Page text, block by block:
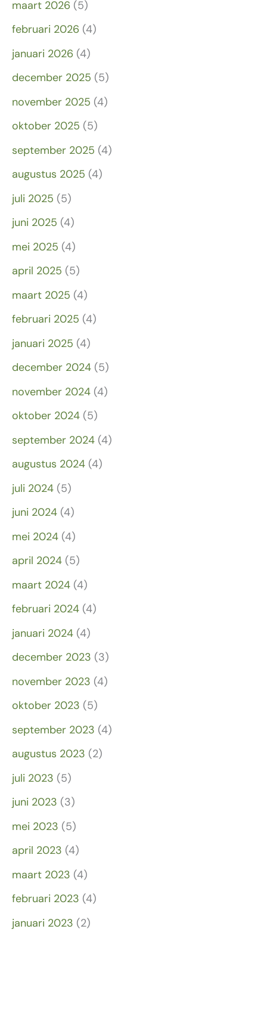
maart 2026 (5)
februari 2026 (4)
januari 2026 (4)
december 2025 (5)
november 2025 (4)
oktober 2025 (5)
september 2025 (4)
augustus 2025 (4)
juli 2025 (5)
juni 2025 (4)
mei 2025 (4)
april 2025 (5)
maart 2025 (4)
februari 2025 (4)
januari 2025 (4)
december 2024 (5)
november 2024 (4)
oktober 2024 (5)
september 2024 (4)
augustus 2024 (4)
juli 2024 (5)
juni 2024 (4)
mei 2024 (4)
april 2024 (5)
maart 2024 (4)
februari 2024 (4)
januari 2024 (4)
december 2023 (3)
november 2023 (4)
oktober 2023 (5)
september 2023 (4)
augustus 2023 (2)
juli 2023 (5)
juni 2023 (3)
mei 2023 (5)
april 2023 (4)
maart 2023 (4)
februari 2023 (4)
januari 2023 (2)